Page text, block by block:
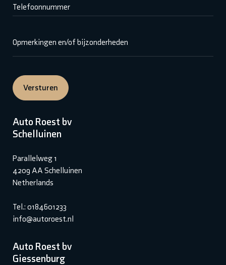
Telefoonnummer
Opmerkingen en/of bijzonderheden
Versturen
Auto Roest bv
Schelluinen
Parallelweg 1
4209 AA Schelluinen
Netherlands
Tel.: 0184601233
info@autoroest.nl
Auto Roest bv
Giessenburg